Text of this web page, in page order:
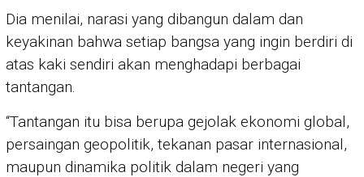
Dia menilai, narasi yang dibangun dalam dan
keyakinan bahwa setiap bangsa yang ingin berdiri di
atas kaki sendiri akan menghadapi berbagai
tantangan.
“Tantangan itu bisa berupa gejolak ekonomi global,
persaingan geopolitik, tekanan pasar internasional,
maupun dinamika politik dalam negeri yang